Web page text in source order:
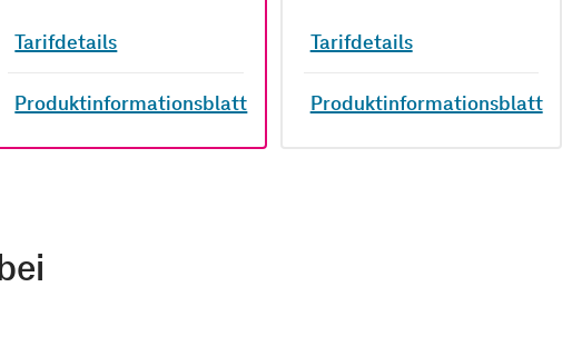
Tarifdetails
Produktinformationsblatt
Tarifdetails
Produktinformationsblatt